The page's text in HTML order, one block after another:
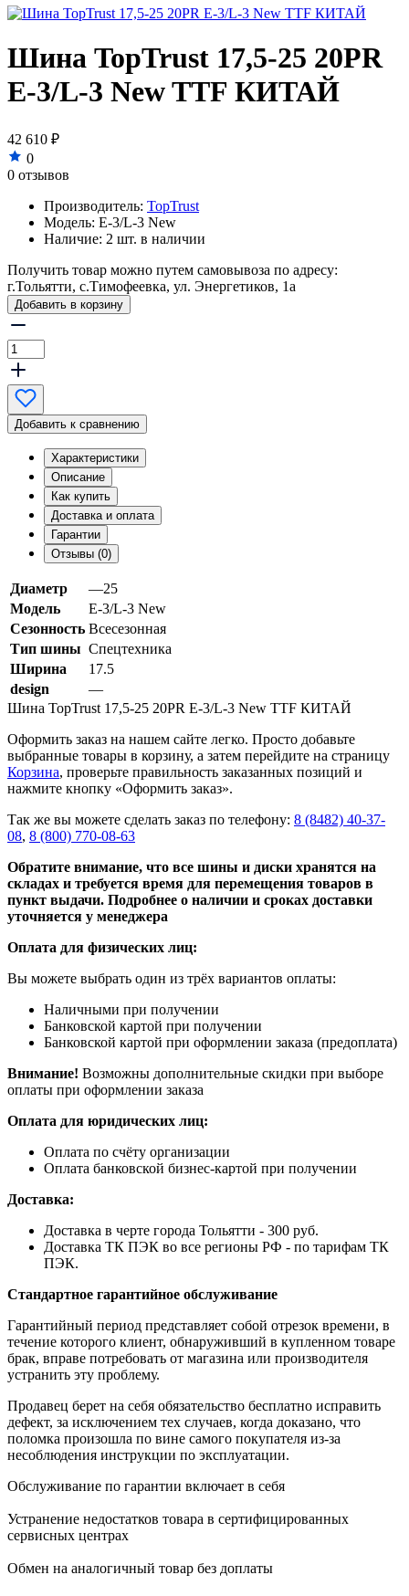
Шина TopTrust 17,5-25 20PR
E-3/L-3 New TTF КИТАЙ
42 610 ₽
0
0 отзывов
Производитель: TopTrust
Модель: E-3/L-3 New
Наличие: 2 шт. в наличии
Получить товар можно путем самовывоза по адресу:
г.Тольятти, с.Тимофеевка, ул. Энергетиков, 1а
Добавить в корзину
Добавить к сравнению
Характеристики
Описание
Как купить
Доставка и оплата
Гарантии
Отзывы (0)
Диаметр
—25
Модель
E-3/L-3 New
Сезонность Всесезонная
Тип шины Спецтехника
Ширина
17.5
design
—
Шина TopTrust 17,5-25 20PR E-3/L-3 New TTF КИТАЙ
Оформить заказ на нашем сайте легко. Просто добавьте
выбранные товары в корзину, а затем перейдите на страницу
Корзина, проверьте правильность заказанных позиций и
нажмите кнопку «Оформить заказ».
Так же вы можете сделать заказ по телефону: 8 (8482) 40-37-
08, 8 (800) 770-08-63
Обратите внимание, что все шины и диски хранятся на
складах и требуется время для перемещения товаров в
пункт выдачи. Подробнее о наличии и сроках доставки
уточняется у менеджера
Оплата для физических лиц:
Вы можете выбрать один из трёх вариантов оплаты:
Наличными при получении
Банковской картой при получении
Банковской картой при оформлении заказа (предоплата)
Внимание! Возможны дополнительные скидки при выборе
оплаты при оформлении заказа
Оплата для юридических лиц:
Оплата по счёту организации
Оплата банковской бизнес-картой при получении
Доставка:
Доставка в черте города Тольятти - 300 руб.
Доставка ТК ПЭК во все регионы РФ - по тарифам ТК
ПЭК.
Стандартное гарантийное обслуживание
Гарантийный период представляет собой отрезок времени, в
течение которого клиент, обнаруживший в купленном товаре
брак, вправе потребовать от магазина или производителя
устранить эту проблему.
Продавец берет на себя обязательство бесплатно исправить
дефект, за исключением тех случаев, когда доказано, что
поломка произошла по вине самого покупателя из-за
несоблюдения инструкции по эксплуатации.
Обслуживание по гарантии включает в себя
Устранение недостатков товара в сертифицированных
сервисных центрах
Обмен на аналогичный товар без доплаты